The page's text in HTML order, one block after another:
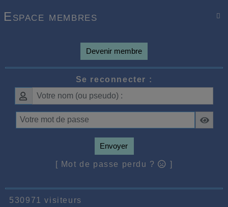

Espace membres
Devenir membre
Se reconnecter :
Envoyer
[ Mot de passe perdu ? ]
530971 visiteurs